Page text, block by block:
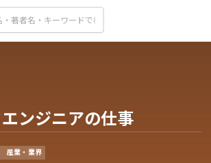
ンジニアの仕事
産業・業界